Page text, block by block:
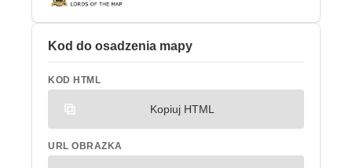
Kod do osadzenia mapy
KOD HTML
Kopiuj HTML
URL OBRAZKA